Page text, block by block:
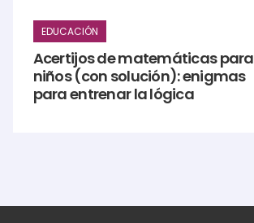
EDUCACIÓN
Acertijos de matemáticas para
niños (con solución): enigmas
para entrenar la lógica